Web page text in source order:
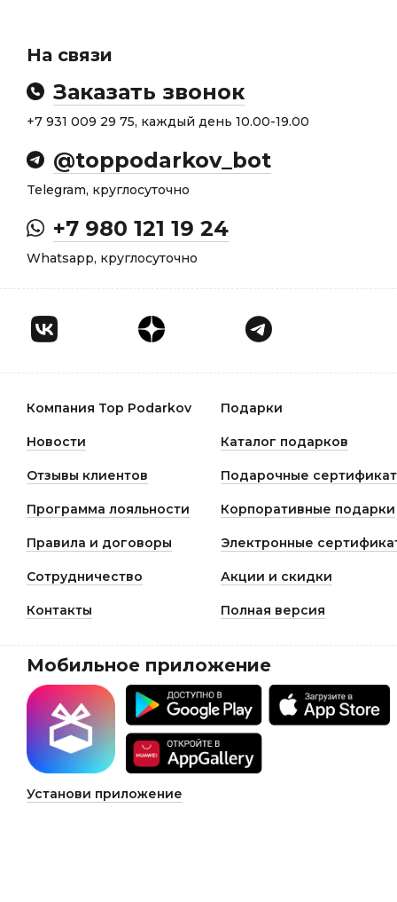
На связи
Заказать звонок
+7 931 009 29 75, каждый день 10.00-19.00
@toppodarkov_bot
Telegram, круглосуточно
+7 980 121 19 24
Whatsapp, круглосуточно
Компания Top Podarkov Подарки
Новости Каталог подарков
Отзывы клиентов Подарочные
Программа лояльности Корпоративные подарки
Правила и договоры Электронные
Сотрудничество Акции и скидки
Контакты Полная версия
Мобильное приложение
Установи приложение